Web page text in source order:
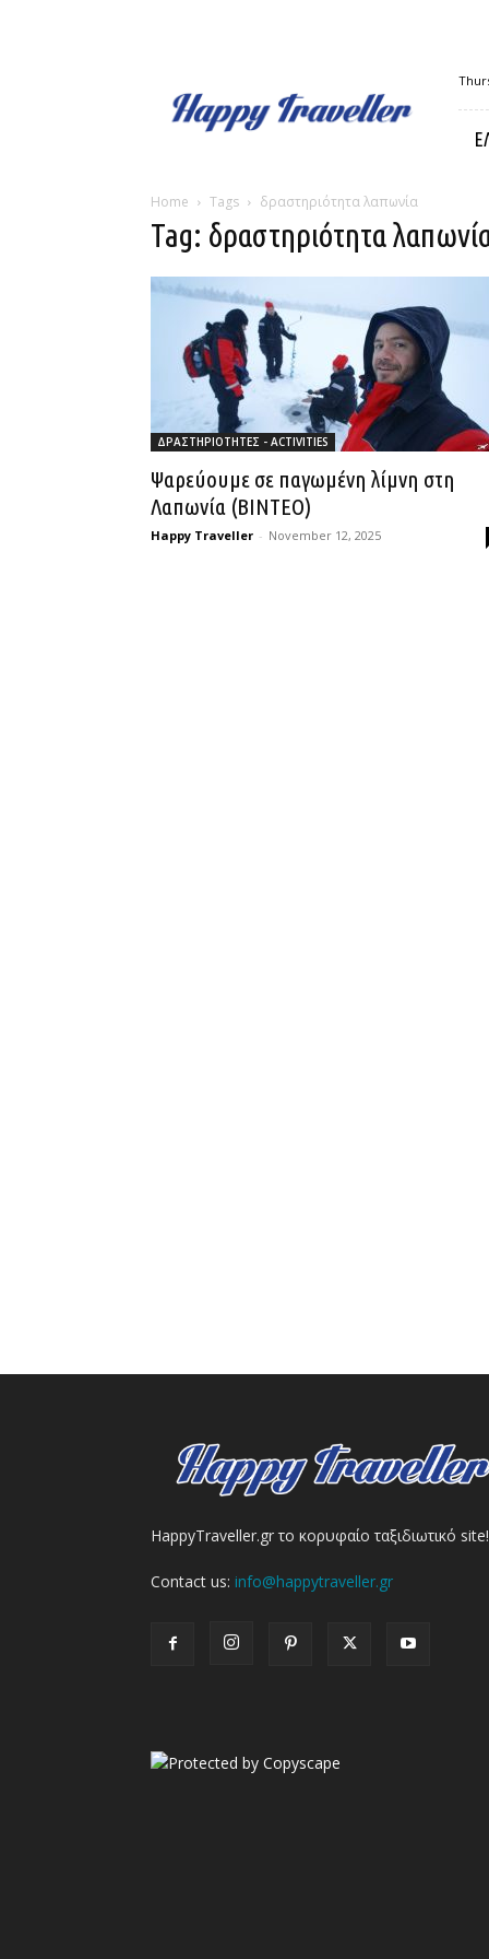
Traveller
Home Tags δραστηριότητα λαπωνία
Tag: δραστηριότητα
ΔΡΑΣΤΗΡΙΟΤΗΤΕΣ - ACTIVITIES
Ψαρεύουμε σε παγωμένη λίμνη στη
Λαπωνία (ΒΙΝΤΕΟ)
Happy Traveller - November 12, 2025
HappyTraveller.gr το κορυφαίο ταξιδιωτικό site!
Contact us: info@happytraveller.gr